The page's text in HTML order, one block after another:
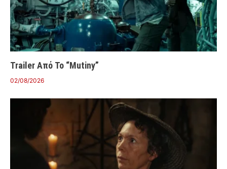
Trailer Από Το “Mutiny”
02/08/2026